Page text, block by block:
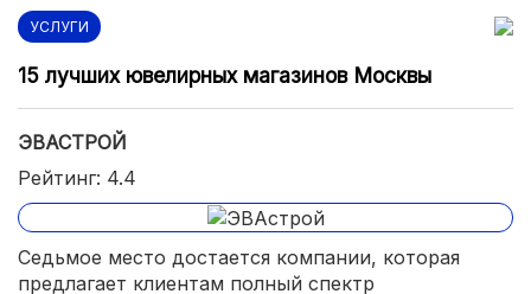
УСЛУГИ
15 лучших ювелирных магазинов Москвы
ЭВАСТРОЙ
Рейтинг: 4.4
Седьмое место достается компании, которая
предлагает клиентам полный спектр